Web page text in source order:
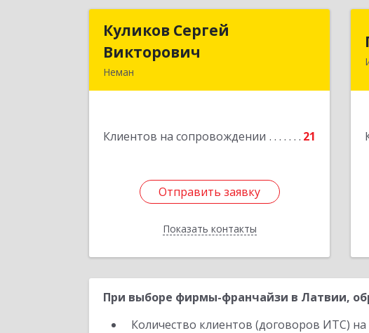
Куликов Сергей
Викторович
Неман
Клиентов на сопровождении 21
Отправить заявку
Показать контакты
Куликов Сергей
Подробнее
Отправить заявку
Назад
При выборе фирмы-франчайзи в Латвии,
Количество клиентов (договоров ИТС)